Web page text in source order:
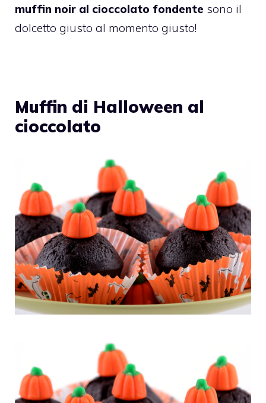
muffin noir al cioccolato fondente sono il
dolcetto giusto al momento giusto!
Muffin di Halloween al
cioccolato